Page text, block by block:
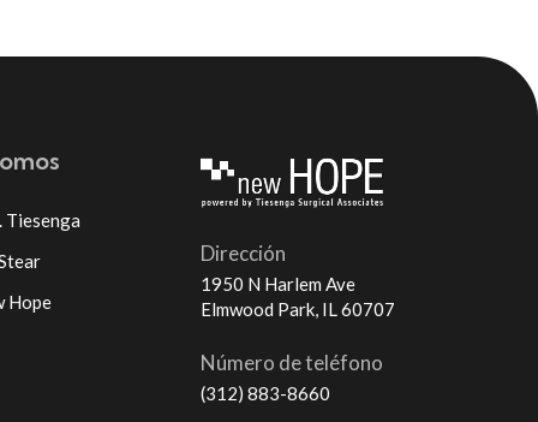
Tiesenga
Hope
Dirección
1950 N Harlem Ave
Elmwood Park, IL 60707
Número de teléfono
(312) 883-8660